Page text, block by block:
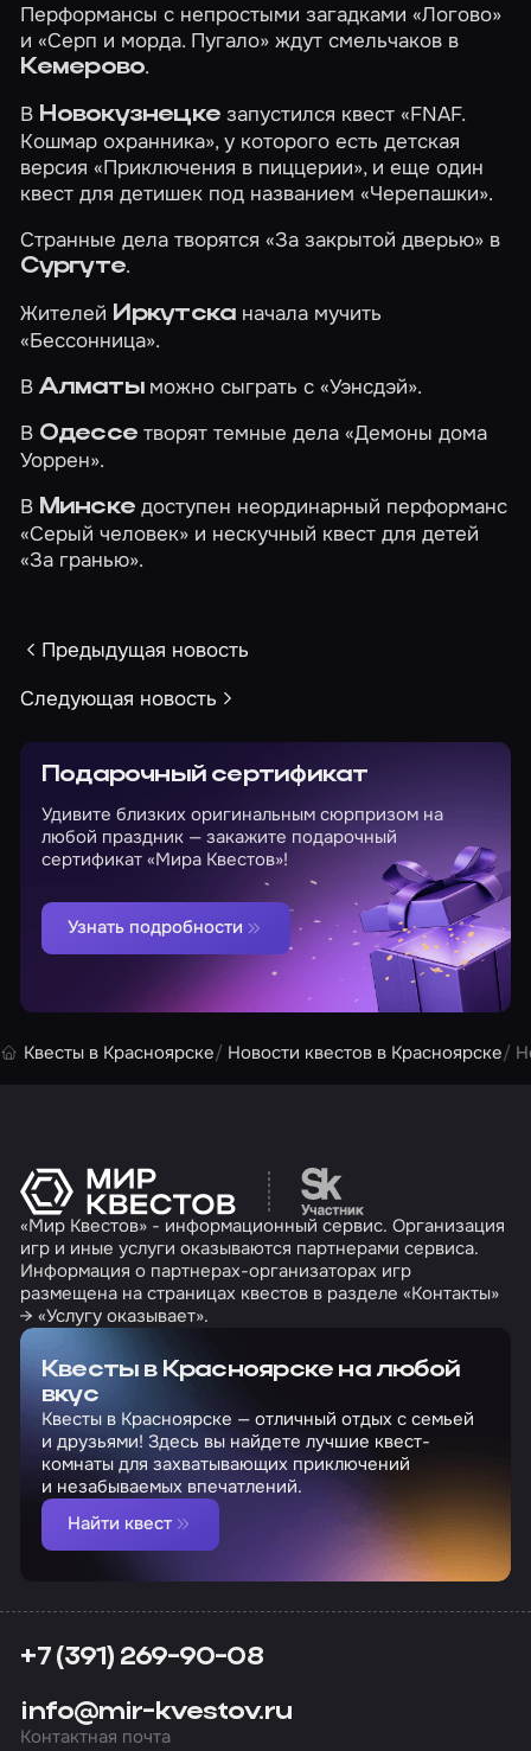
Перформансы с непростыми загадками«Логово»
и«Серп и морда. Пугало» ждут смельчаков в
Кемерово.
В Новокузнецке запустился квест«FNAF.
Кошмар охранника», у которого есть детская
версия«Приключения в пиццерии», и еще один
квест для детишек под названием«Черепашки».
Странные дела творятся«За закрытой дверью» в
Сургуте.
Жителей Иркутска начала мучить
«Бессонница».
ВАлматы можно сыграть с «Уэнсдэй».
В Одессетворят темные дела «Демоны дома
Уоррен».
В Минскедоступен неординарный перформанс
«Серый человек» и нескучный квест для детей
«За гранью».
Предыдущая новость
Следующая новость
Подарочный сертификат
Удивите близких оригинальным сюрпризом на
любой праздник — закажите подарочный
сертификат «Мира Квестов»!
Узнать подробности
Квесты в Красноярске Новости квестов в Красноярске
Перейти на сайт
«Мир Квестов» - информационный сервис. Организация
игр и иные услуги оказываются партнерами сервиса.
Информация о партнерах-организаторах игр
размещена на страницах квестов в разделе «Контакты»
→ «Услугу оказывает».
Квесты в Красноярске на любой
вкус
Квесты в Красноярске — отличный отдых с семьей
и друзьями! Здесь вы найдете лучшие квест-
комнаты для захватывающих приключений
и незабываемых впечатлений.
Найти квест
+7 (391) 269-90-08
info@mir-kvestov.ru
Контактная почта